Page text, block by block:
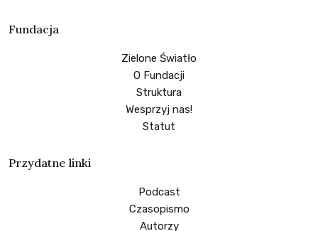
Fundacja
Zielone Światło
O Fundacji
Struktura
Wesprzyj nas!
Statut
Przydatne linki
Podcast
Czasopismo
Autorzy